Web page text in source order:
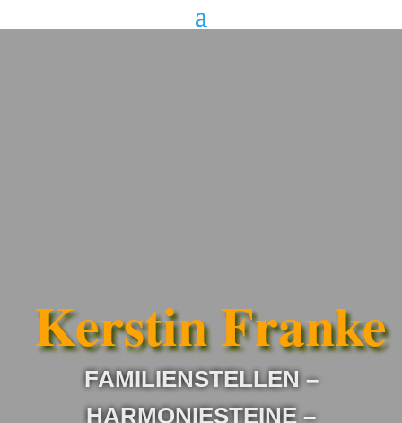
Kerstin Franke
FAMILIENSTELLEN –
HARMONIESTEINE –